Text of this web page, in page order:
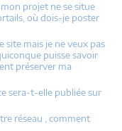
projet ne se situe
où dois-je poster
site mais je ne veux pas
puisse savoir
préserver ma
sera-t-elle publiée sur
réseau , comment